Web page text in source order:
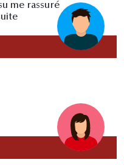
me rassuré